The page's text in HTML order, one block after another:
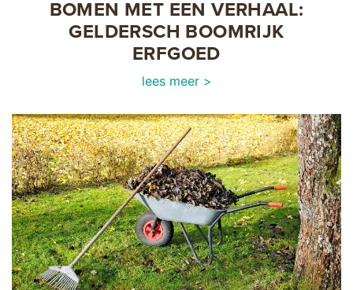
BOMEN MET EEN VERHAAL:
GELDERSCH BOOMRIJK
ERFGOED
lees meer >